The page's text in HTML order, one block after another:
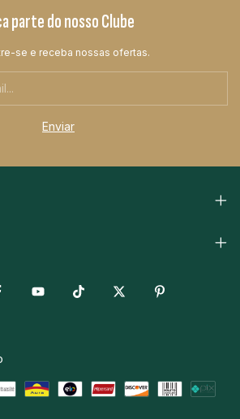
parte do nosso Clube
se e receba nossas ofertas.